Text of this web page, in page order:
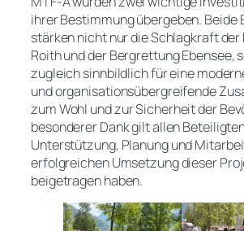
ihrer Bestimmung übergeben. Beide
stärken nicht nur die Schlagkraft der
Roith und der Bergrettung Ebensee,
zugleich sinnbildlich für eine
und organisationsübergreifende
zum Wohl und zur Sicherheit der
besonderer Dank gilt allen
Unterstützung, Planung und
erfolgreichen Umsetzung dieser
beigetragen haben.